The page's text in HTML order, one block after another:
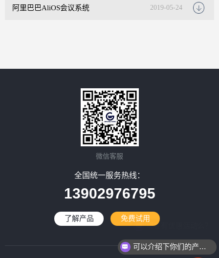
阿里巴巴AliOS会议系统 2019-05-24
微信客服
全国统一服务热线：
13902976795
了解产品 免费试用
可以介绍下你们的产品么？
现在有优惠活动么？